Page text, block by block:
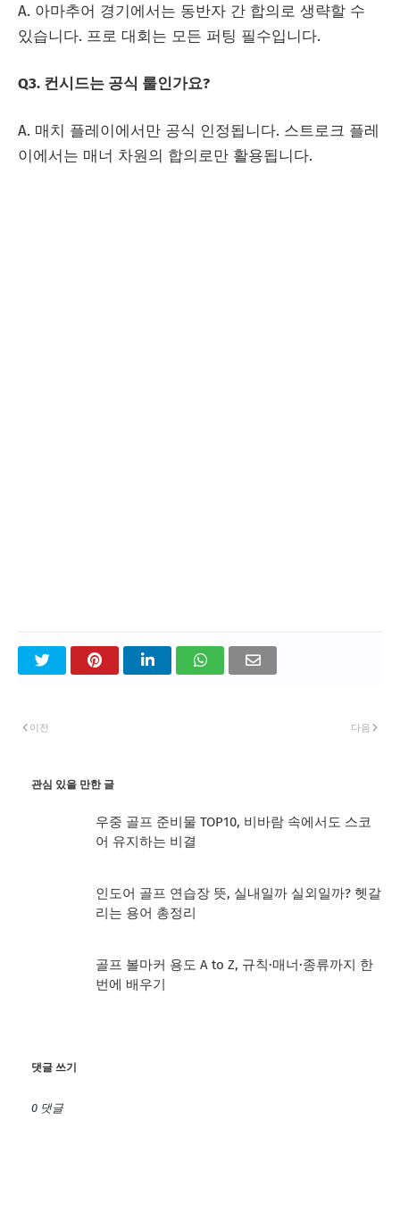
A. 아마추어 경기에서는 동반자 간 합의로 생략할 수
있습니다. 프로 대회는 모든 퍼팅 필수입니다.
Q3. 컨시드는 공식 룰인가요?
A. 매치 플레이에서만 공식 인정됩니다. 스트로크 플레
이에서는 매너 차원의 합의로만 활용됩니다.
다음
이전
관심 있을 만한 글
우중 골프 준비물 TOP10, 비바람 속에서도 스코
어 유지하는 비결
인도어 골프 연습장 뜻, 실내일까 실외일까? 헷갈
리는 용어 총정리
골프 볼마커 용도 A to Z, 규칙·매너·종류까지 한
번에 배우기
댓글 쓰기
0 댓글